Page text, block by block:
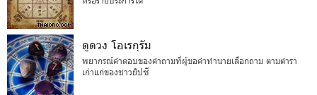
ดูดวง โอเรกุรัม
พยากรณ์คำตอบของคำถามที่ผู้ขอคำทำนายเลือกถาม ตามตำรา
เก่าแก่ของชาวยิปซี